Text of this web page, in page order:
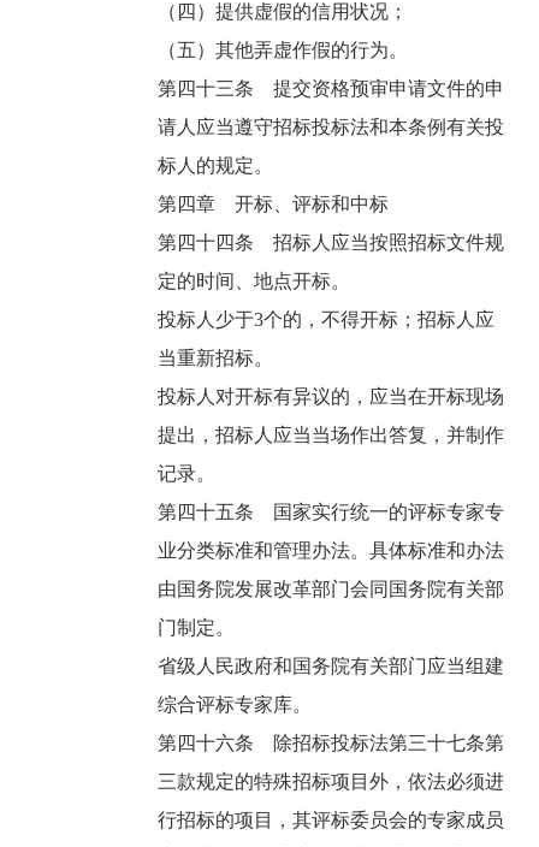
（四）提供虚假的信用状况；
（五）其他弄虚作假的行为。
第四十三条 提交资格预审申请文件的申
请人应当遵守招标投标法和本条例有关投
标人的规定。
第四章 开标、评标和中标
第四十四条 招标人应当按照招标文件规
定的时间、地点开标。
投标人少于3个的，不得开标；招标人应
当重新招标。
投标人对开标有异议的，应当在开标现场
提出，招标人应当当场作出答复，并制作
记录。
第四十五条 国家实行统一的评标专家专
业分类标准和管理办法。具体标准和办法
由国务院发展改革部门会同国务院有关部
门制定。
省级人民政府和国务院有关部门应当组建
综合评标专家库。
第四十六条 除招标投标法第三十七条第
三款规定的特殊招标项目外，依法必须进
行招标的项目，其评标委员会的专家成员